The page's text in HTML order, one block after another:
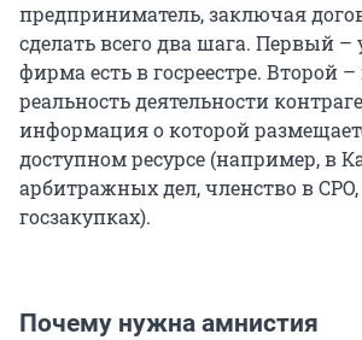
предприниматель, заключая
сделать всего два шага. Первый –
фирма есть в госреестре. Второй
реальность деятельности
информация о которой
доступном ресурсе (например, в
арбитражных дел, членство в СРО,
госзакупках).
Почему нужна амнистия